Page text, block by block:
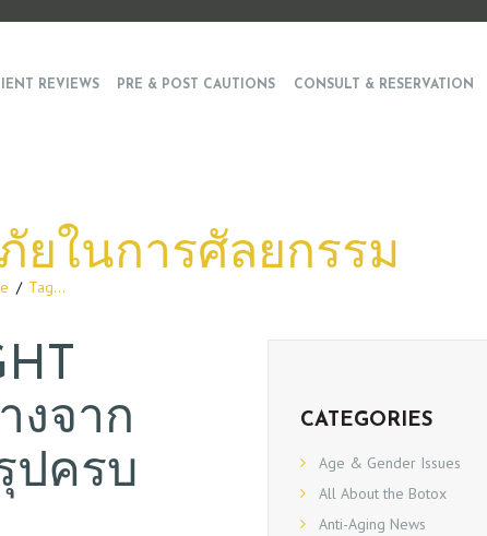
REVIEWS PRE & POST CAUTIONS CONSULT & RESERVATION
ยในการศัลยกรรม
Tag...
งจาก
ปครบ
CATEGORIES
Age & Gender Issues
All About the Botox
Anti-Aging News